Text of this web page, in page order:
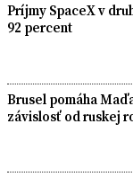
Príjmy SpaceX v
92 percent
Brusel pomáha
závislosť od ruskej